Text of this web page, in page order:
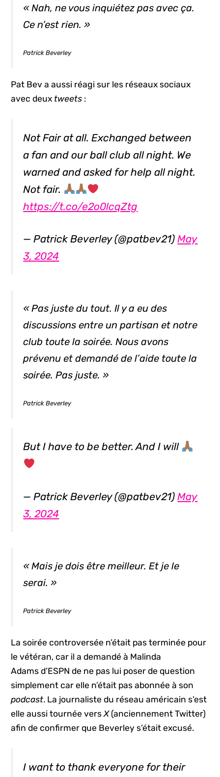
«Nah, ne vous inquiétez pas avec ça.
Ce n’est rien. »
Patrick Beverley
Pat Bev a aussi réagi sur les réseaux sociaux
avec deux tweets :
Not Fair at all. Exchanged between
a fan and our ball club all night. We
warned and asked for help all night.
Not fair.
https://t.co/e2o0lcqZtg
— Patrick Beverley (@patbev21)May
3, 2024
« Pas juste du tout. Il y a eu des
discussions entre un partisan et notre
club toute la soirée. Nous avons
prévenu et demandé de l’aide toute la
soirée. Pas juste. »
Patrick Beverley
But I have to be better. And I will
— Patrick Beverley (@patbev21)May
3, 2024
« Mais je dois être meilleur. Et je le
serai. »
Patrick Beverley
La soirée controversée n’était pas terminée pour
le vétéran, car il a demandé à Malinda
Adams d’ESPN de ne pas lui poser de question
simplement car elle n’était pas abonnée à son
podcast. La journaliste du réseau américain s’est
elle aussi tournée versX(anciennement Twitter)
afin de confirmer que Beverley s’était excusé.
I want to thank everyone for their